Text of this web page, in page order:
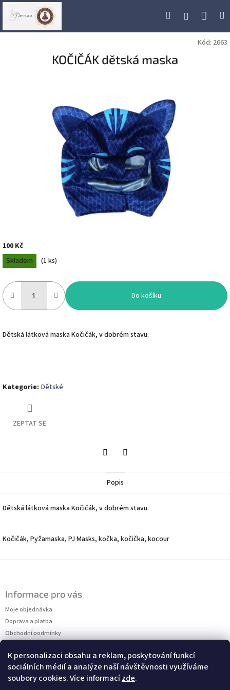
K personalizaci obsahu a reklam, poskytování funkcí
sociálních médií a analýze naší návštěvnosti využíváme
soubory cookies. Více informacízde.
Přejít
Hledat Přihlášení
Kód: 2663
KOČIČÁK dětská maska
100 Kč
Měrná
cena:
Skladem (1 ks)
Do košíku
Dětská látková maska Kočičák, v dobrém stavu.
Kategorie: Dětské
ZEPTAT SE
Popis
Dětská látková maska Kočičák, v dobrém stavu.
Kočičák, Pyžamaska, PJ Masks, kočka, kočička, kocour
Informace pro vás
Moje objednávka
Doprava a platba
Obchodní podmínky
Kontakty
Měření velikostí